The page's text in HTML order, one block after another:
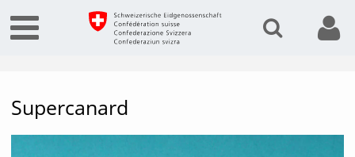
Supercanard